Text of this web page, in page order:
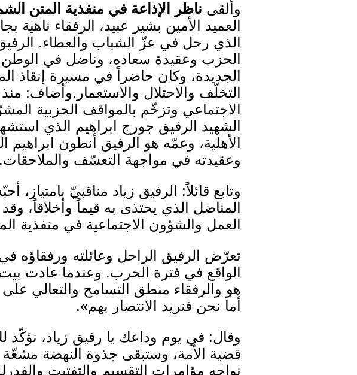
وألقى ناظر الإذاعة في منفذية المتن
العميد الأمين بشير عبيد، الرفقاء ناهية
الذي رحل في عزّ الشباب والعطاء.
الحزب وعقيدة سعاده، وناضل في الوطن
الجديدة، وكان حاضراً في مسيرة إنقاذ
التخلّف والاحتلال والاستعمار.وأضاف:
الاجتماعي وتزخّم بالمواقف الحزبية
الشهيد الرفيق جورج ابراهيم الذي
الأهلية، وعمّه هو الرفيق أنطون ابراهيم
وعقيدته في مواجهة التعسّف والملاحقات.
وتابع قائلاً: الرفيق زياد مناقبيّ
المناضل الذي يحتذى به قيماً
العمل والشؤون الاجتماعية في منفذية
تعرّض الرفيق الراحل وعائلته ورفقاؤه
الواقع في فترة الحرب. وعندما عادت
هو والرفقاء منطق التسامح والتعالي
أما نحن فنريد الانتصار بهم».
وقال: في يوم وداعك يا رفيق زياد،
قضية الأمة، وستبقى جذوة النهضة
نواجه مؤامرات التقسيم والتفتيت